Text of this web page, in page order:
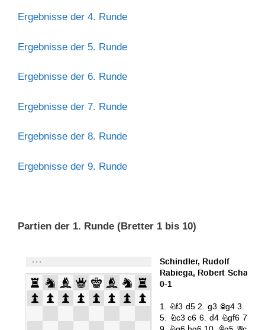
Ergebnisse der 4. Runde
Ergebnisse der 5. Runde
Ergebnisse der 6. Runde
Ergebnisse der 7. Runde
Ergebnisse der 8. Runde
Ergebnisse der 9. Runde
Partien der 1. Runde (Bretter 1 bis 10)